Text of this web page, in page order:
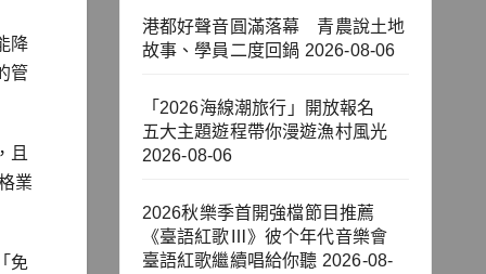
降
管
且
業
免
港都好聲音圓滿落幕 青農說土地
故事、學員二度回鍋 2026-08-06
「2026海線潮旅行」開放報名
五大主題遊程帶你漫遊漁村風光
2026-08-06
2026秋樂季首開強檔節目推薦
《臺語紅歌Ⅲ》彼个年代音樂會
臺語紅歌繼續唱給你聽 2026-08-